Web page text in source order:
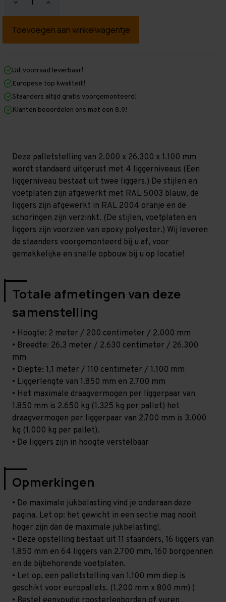
Hoeveelheid
verlagen
Palletstelling
mm
mm
x
1.100
mm
-
-
T100
Hoeveelheid
verhogen
Palletstelling
mm
mm
1.100
mm
(HxLxD)
-
T100
Uit voorraad leverbaar!
Europese top kwaliteit!
Staanders altijd gratis voorgemonteerd!
Klanten beoordelen ons met een 8,9!
Deze palletstelling van 2.000 x 26.300 x 1.100 mm
wordt standaard uitgerust met 4 liggerniveaus (Een
liggerniveau bestaat uit twee liggers.) De stijlen en
voetplaten zijn afgewerkt met RAL 5003 blauw, de
liggers zijn afgewerkt in RAL 2004 oranje en de
schoringen zijn verzinkt. (De stijlen, voetplaten en
liggers zijn voorzien van epoxy polyester.) Wij leveren
de staanders voorgemonteerd bij u af, voor
gemakkelijke en snelle opbouw bij u op locatie!
Totale afmetingen van deze
samenstelling
• Hoogte: 2 meter / 200 centimeter / 2.000 mm
• Breedte: 26,3 meter / 2.630 centimeter / 26.300
mm
• Diepte: 1,1 meter / 110 centimeter / 1.100 mm
• Liggerlengte van 1.850 mm en 2.700 mm
• Het maximale draagvermogen per liggerpaar van
1.850 mm is 2.650 kg (1.325 kg per pallet) het
draagvermogen per liggerpaar van 2.700 mm is 3.000
kg (1.000 kg per pallet).
• De liggers zijn in hoogte verstelbaar
Opmerkingen
• De maximale jukbelasting vind je onderaan deze
pagina. Let op: het gewicht in een sectie mag nooit
hoger zijn dan de maximale jukbelasting!.
• Deze opstelling bestaat uit 11 staanders, 16 liggers van
1.850 mm en 64 liggers van 2.700 mm, 160 borgpennen
en de bijbehorende voetplaten.
• Let op, een palletstelling van 1.100 mm diep is
geschikt voor europallets. (1.200 mm x 800 mm) )